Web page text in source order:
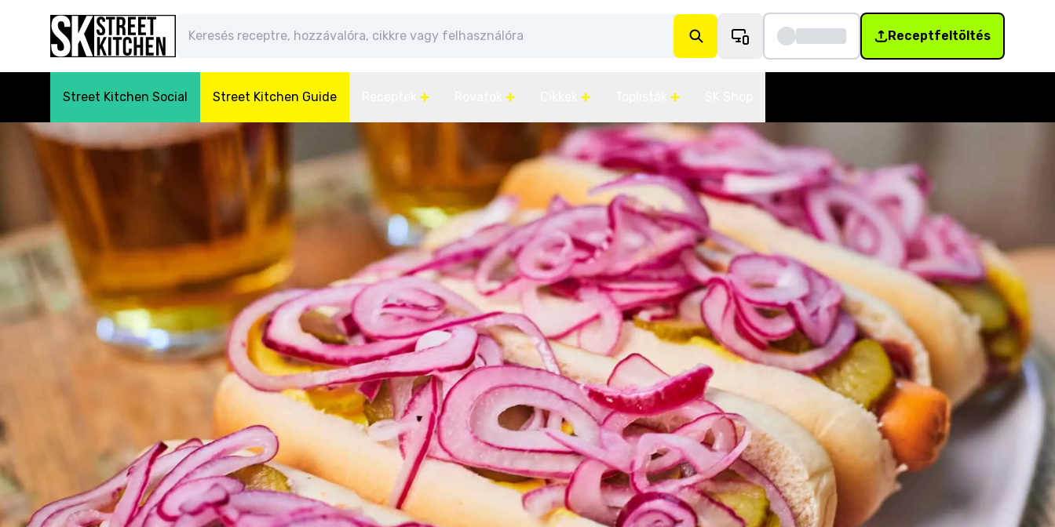
Receptfeltöltés
Street Kitchen Social Street Kitchen Guide